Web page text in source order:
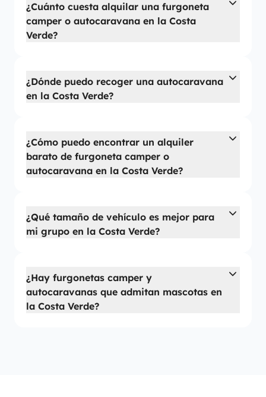
¿Cuánto cuesta alquilar una furgoneta
camper o autocaravana en la Costa
Verde?
¿Dónde puedo recoger una autocaravana
en la Costa Verde?
¿Cómo puedo encontrar un alquiler
barato de furgoneta camper o
autocaravana en la Costa Verde?
¿Qué tamaño de vehículo es mejor para
mi grupo en la Costa Verde?
¿Hay furgonetas camper y
autocaravanas que admitan mascotas en
la Costa Verde?